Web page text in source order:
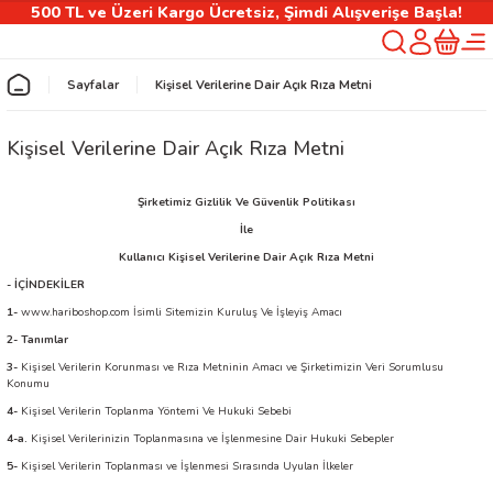
500 TL ve Üzeri Kargo Ücretsiz, Şimdi Alışverişe Başla!
Geri Dön
Kişiselleştirilebilir Ürünler
Sayfalar Kişisel Verilerine Dair Açık Rıza Metni
Kişisel Verilerine Dair Açık Rıza Metni
Şirketimiz Gizlilik Ve Güvenlik Politikası
İle
Kullanıcı Kişisel Verilerine Dair Açık Rıza Metni
- İÇİNDEKİLER
1- www.hariboshop.com İsimli Sitemizin Kuruluş Ve İşleyiş Amacı
2- Tanımlar
3- Kişisel Verilerin Korunması ve Rıza Metninin Amacı ve Şirketimizin Veri Sorumlusu
Konumu
4- Kişisel Verilerin Toplanma Yöntemi Ve Hukuki Sebebi
4-a. Kişisel Verilerinizin Toplanmasına ve İşlenmesine Dair Hukuki Sebepler
5- Kişisel Verilerin Toplanması ve İşlenmesi Sırasında Uyulan İlkeler